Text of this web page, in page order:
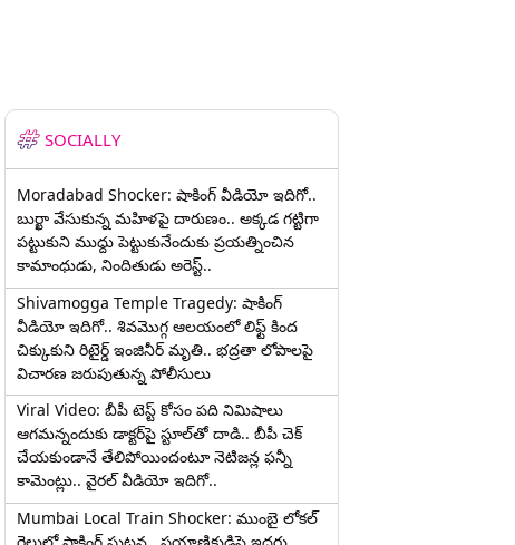
SOCIALLY
Moradabad Shocker: షాకింగ్ వీడియో ఇదిగో..
బుర్ఖా వేసుకున్న మహిళపై దారుణం.. అక్కడ గట్టిగా
పట్టుకుని ముద్దు పెట్టుకునేందుకు ప్రయత్నించిన
కామాంధుడు, నిందితుడు అరెస్ట్..
Shivamogga Temple Tragedy: షాకింగ్
వీడియో ఇదిగో.. శివమొగ్గ ఆలయంలో లిఫ్ట్ కింద
చిక్కుకుని రిటైర్డ్ ఇంజినీర్ మృతి.. భద్రతా లోపాలపై
విచారణ జరుపుతున్న పోలీసులు
Viral Video: బీపీ టెస్ట్‌ కోసం పది నిమిషాలు
ఆగమన్నందుకు డాక్టర్‌పై స్టూల్‌తో దాడి.. బీపీ చెక్
చేయకుండానే తేలిపోయిందంటూ నెటిజన్ల ఫన్నీ
కామెంట్లు.. వైరల్ వీడియో ఇదిగో..
Mumbai Local Train Shocker: ముంబై లోకల్
రైలులో షాకింగ్ ఘటన.. ప్రయాణికుడిపై ఇద్దరు